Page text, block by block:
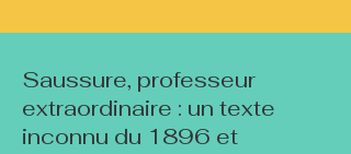
Saussure, professeur
extraordinaire : un texte
inconnu du 1896 et